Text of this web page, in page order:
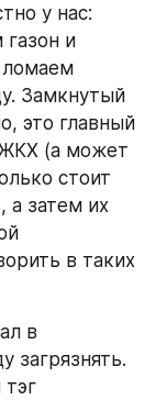
у нас:
и
ломаем
Замкнутый
это главный
ЖКХ (а может
стоит
а затем их
в таких
в
загрязнять.